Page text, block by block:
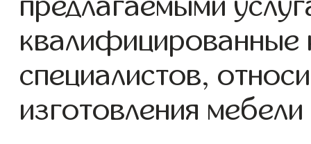
квалифицированные
специалистов,
изготовления